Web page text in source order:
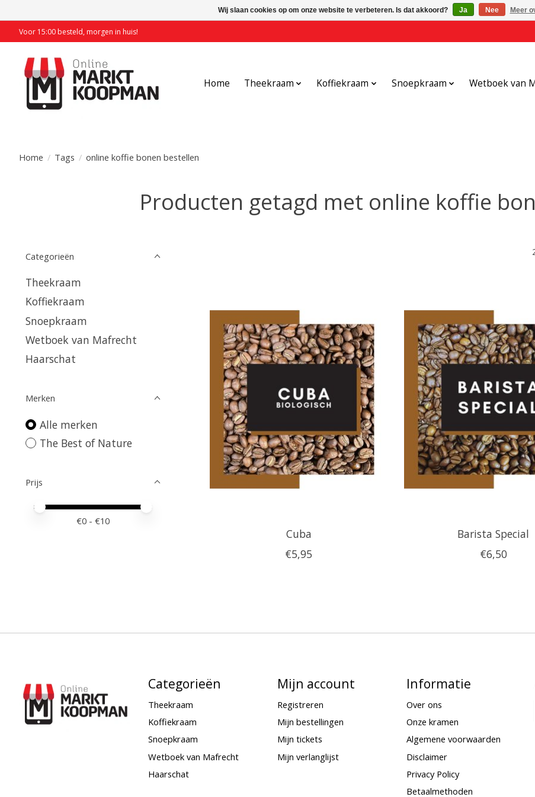
Voor 15:00 besteld, morgen in huis!
Home Theekraam Koffiekraam Snoepkraam Wetboek van
Home / Tags / online koffie bonen bestellen
Producten getagd met online koffie
Categorieën
Theekraam
Koffiekraam
Snoepkraam
Wetboek van Mafrecht
Haarschat
Merken
Alle merken
The Best of Nature
Prijs
Minimale prijswaarde
Price maximum value
€0 - €10
Cuba
€5,95
Barista Special
€6,50
Categorieën
Theekraam
Koffiekraam
Snoepkraam
Wetboek van Mafrecht
Haarschat
Mijn account
Registreren
Mijn bestellingen
Mijn tickets
Mijn verlanglijst
Informatie
Over ons
Onze kramen
Algemene voorwaarden
Disclaimer
Privacy Policy
Betaalmethoden
Wij slaan cookies op om onze website te verbeteren. Is dat akkoord? Ja Nee Meer